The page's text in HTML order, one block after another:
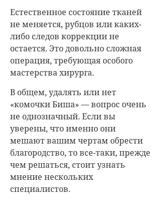
Естественное состояние тканей
не меняется, рубцов или каких-
либо следов коррекции не
остается. Это довольно сложная
операция, требующая особого
мастерства хирурга.
В общем, удалять или нет
«комочки Биша» — вопрос очень
не однозначный. Если вы
уверены, что именно они
мешают вашим чертам обрести
благородство, то все-таки, прежде
чем решаться, стоит узнать
мнение нескольких
специалистов.